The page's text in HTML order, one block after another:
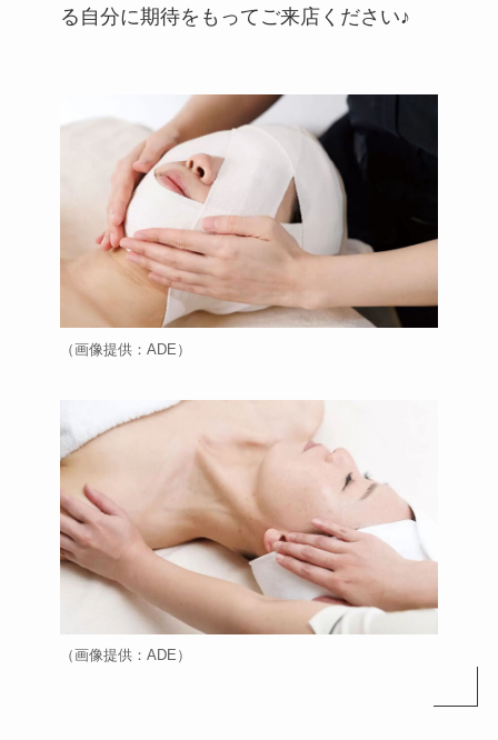
る自分に期待をもってご来店ください♪
（画像提供：ADE）
（画像提供：ADE）